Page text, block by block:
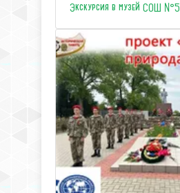
Экскурсия в музей СОШ №5